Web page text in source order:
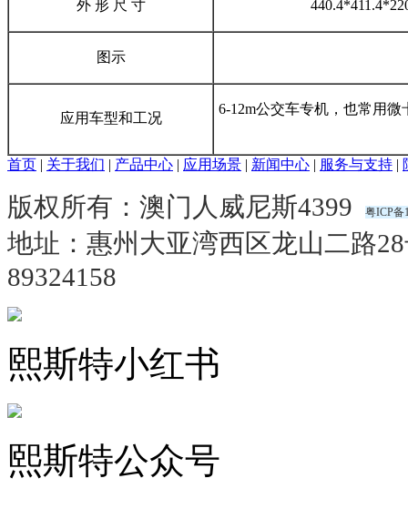
外 形 尺 寸
图示
应用车型和工况
6-12m公交车专机，也常用
首页 | 关于我们 | 产品中心 | 应用场景 | 新闻中心 | 服务与支持 |
版权所有：澳门人威尼斯4399 粤ICP备
地址：惠州大亚湾西区龙山二路
89324158
熙斯特小红书
熙斯特公众号